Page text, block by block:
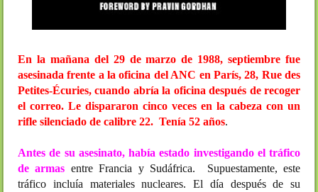
En la mañana del 29 de marzo de 1988, septiembre fue
asesinada frente a la oficina del ANC en París, 28, Rue des
Petites-Écuries, cuando abría la oficina después de recoger
el correo. Le dispararon cinco veces en la cabeza con un
rifle silenciado de calibre 22. Tenía 52 años.
Antes de su asesinato, había estado investigando el tráfico
de armas entre Francia y Sudáfrica. Supuestamente, este
tráfico incluía materiales nucleares. El día después de su